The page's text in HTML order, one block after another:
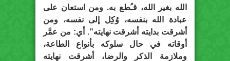
الله بغير الله، قـُطع به. ومن استعان على
عبادة الله بنفسه، وُكِل إلى نفسه، ومن
أشرقت بدايته أشرقت نهايته”. أي: من عمَّر
أوقاته في حال سلوكه بأنواع الطاعة،
وملازمة الذكر والرضا، أشرقت نهايته